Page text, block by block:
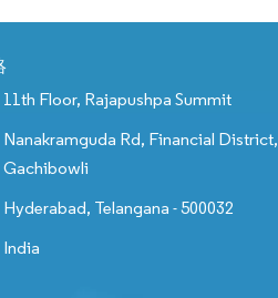
11th Floor, Rajapushpa Summit
Nanakramguda Rd, Financial District,
Gachibowli
Hyderabad, Telangana - 500032
India